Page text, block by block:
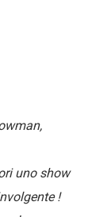
uno show
!